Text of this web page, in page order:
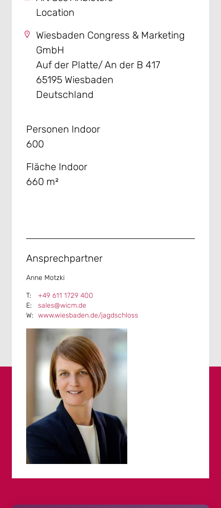
Location
Wiesbaden Congress & Marketing
GmbH
Auf der Platte/ An der B 417
65195 Wiesbaden
Deutschland
Personen Indoor
600
Fläche Indoor
660 m²
Ansprechpartner
Anne Motzki
+49 611 1729 400
sales@wicm.de
www.wiesbaden.de/jagdschloss